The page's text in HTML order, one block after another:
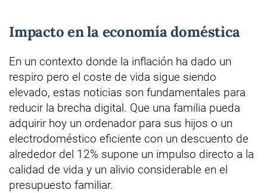
Impacto en la economía doméstica
En un contexto donde la inflación ha dado un
respiro pero el coste de vida sigue siendo
elevado, estas noticias son fundamentales para
reducir la brecha digital. Que una familia pueda
adquirir hoy un ordenador para sus hijos o un
electrodoméstico eficiente con un descuento de
alrededor del 12% supone un impulso directo a la
calidad de vida y un alivio considerable en el
presupuesto familiar.